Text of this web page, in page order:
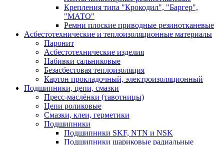
Крепления типа "Крокодил", "Баргер",
"МАТО"
Ремни плоские приводные резинотканевые
Асбестотехнические и теплоизоляционные материалы
Паронит
Асбестотехнические изделия
Набивки сальниковые
Безасбестовая теплоизоляция
Картон прокладочный, электроизоляционный
Подшипники, цепи, смазки
Пресс-маслёнки (тавотницы)
Цепи роликовые
Смазки, клеи, герметики
Подшипники
Подшипники SKF, NTN и NSK
Подшипники шариковые радиальные